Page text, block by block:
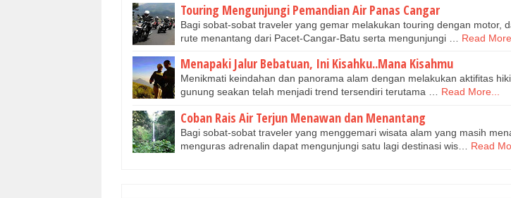
Touring Mengunjungi Pemandian Air Panas Cangar
Bagi sobat-sobat traveler yang gemar melakukan touring dengan motor,
rute menantang dari Pacet-Cangar-Batu serta mengunjungi …
Read
Menapaki Jalur Bebatuan, Ini Kisahku..Mana Kisahmu
Menikmati keindahan dan panorama alam dengan melakukan aktifitas
gunung seakan telah menjadi trend tersendiri terutama … Read More...
Coban Rais Air Terjun Menawan dan Menantang
Bagi sobat-sobat traveler yang menggemari wisata alam yang masih
menguras adrenalin dapat mengunjungi satu lagi destinasi wis…
Read